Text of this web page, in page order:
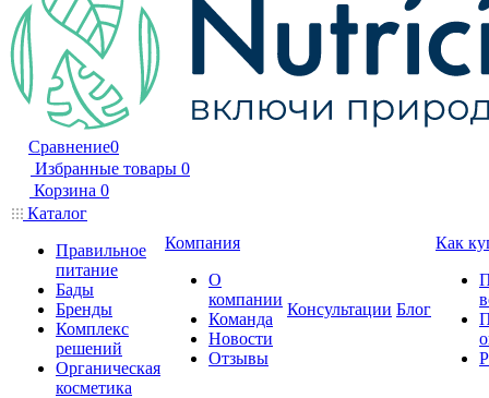
Сравнение0
Избранные товары 0
Корзина 0
Каталог
Правильное
питание
Бады
Бренды
Комплекс
решений
Органическая
косметика
Компания
О
компании
Команда
Новости
Отзывы
Консультации Блог
Как